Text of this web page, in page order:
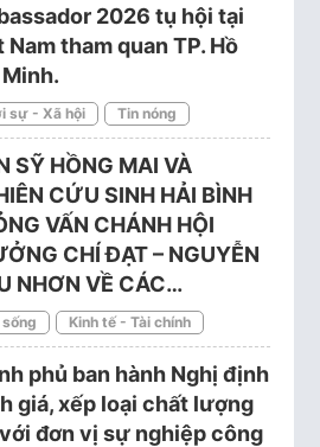
2026 tụ hội tại
Nam tham quan TP. Hồ
sự - Xã hội Tin nóng
SỸ HỒNG MAI VÀ
CỨU SINH HẢI BÌNH
VẤN CHÁNH HỘI
CHÍ ĐẠT – NGUYỄN
NHƠN VỀ CÁC…
Kinh tế - Tài chính
phủ ban hành Nghị định
giá, xếp loại chất lượng
đơn vị sự nghiệp công